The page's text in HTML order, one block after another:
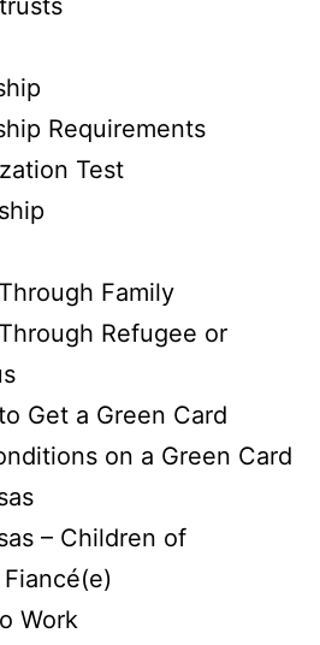
Requirements
Test
Family
Refugee or
Get a Green Card
on a Green Card
– Children of
Work